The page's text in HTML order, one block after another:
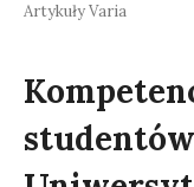
Artykuły Varia